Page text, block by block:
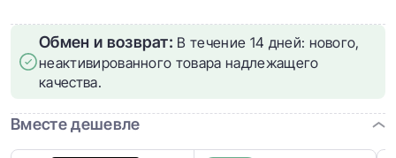
Обмен и возврат: В течение 14 дней: нового,
неактивированного товара надлежащего
качества.
Вместе дешевле